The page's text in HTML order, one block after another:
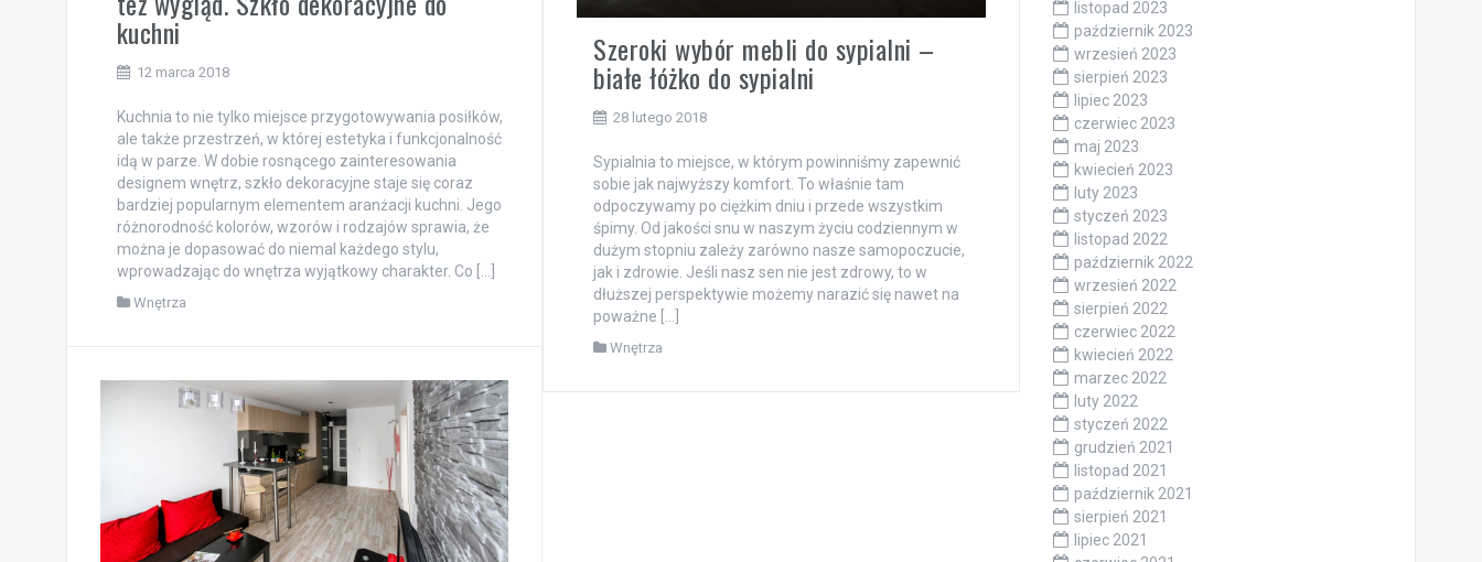
kuchni
12 marca 2018
Kuchnia to nie tylko miejsce przygotowywania posiłków,
ale także przestrzeń, w której estetyka i funkcjonalność
idą w parze. W dobie rosnącego zainteresowania
designem wnętrz, szkło dekoracyjne staje się coraz
bardziej popularnym elementem aranżacji kuchni. Jego
różnorodność kolorów, wzorów i rodzajów sprawia, że
można je dopasować do niemal każdego stylu,
wprowadzając do wnętrza wyjątkowy charakter. Co […]
Wnętrza
Szeroki wybór mebli do sypialni –
białe łóżko do sypialni
28 lutego 2018
Sypialnia to miejsce, w którym powinniśmy zapewnić
sobie jak najwyższy komfort. To właśnie tam
odpoczywamy po ciężkim dniu i przede wszystkim
śpimy. Od jakości snu w naszym życiu codziennym w
dużym stopniu zależy zarówno nasze samopoczucie,
jak i zdrowie. Jeśli nasz sen nie jest zdrowy, to w
dłuższej perspektywie możemy narazić się nawet na
poważne […]
Wnętrza
listopad 2023
październik 2023
wrzesień 2023
sierpień 2023
lipiec 2023
czerwiec 2023
maj 2023
kwiecień 2023
luty 2023
styczeń 2023
listopad 2022
październik 2022
wrzesień 2022
sierpień 2022
czerwiec 2022
kwiecień 2022
marzec 2022
luty 2022
styczeń 2022
grudzień 2021
listopad 2021
październik 2021
sierpień 2021
lipiec 2021